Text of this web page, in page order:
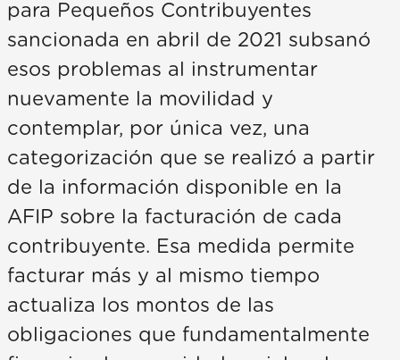
para Pequeños Contribuyentes
sancionada en abril de 2021 subsanó
esos problemas al instrumentar
nuevamente la movilidad y
contemplar, por única vez, una
categorización que se realizó a partir
de la información disponible en la
AFIP sobre la facturación de cada
contribuyente. Esa medida permite
facturar más y al mismo tiempo
actualiza los montos de las
obligaciones que fundamentalmente